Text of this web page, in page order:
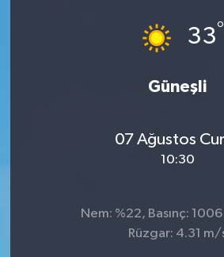
33°
Güneşli
07 Ağustos
10:30
Nem: %22, Basınç:
Rüzgar: 4.31 m/